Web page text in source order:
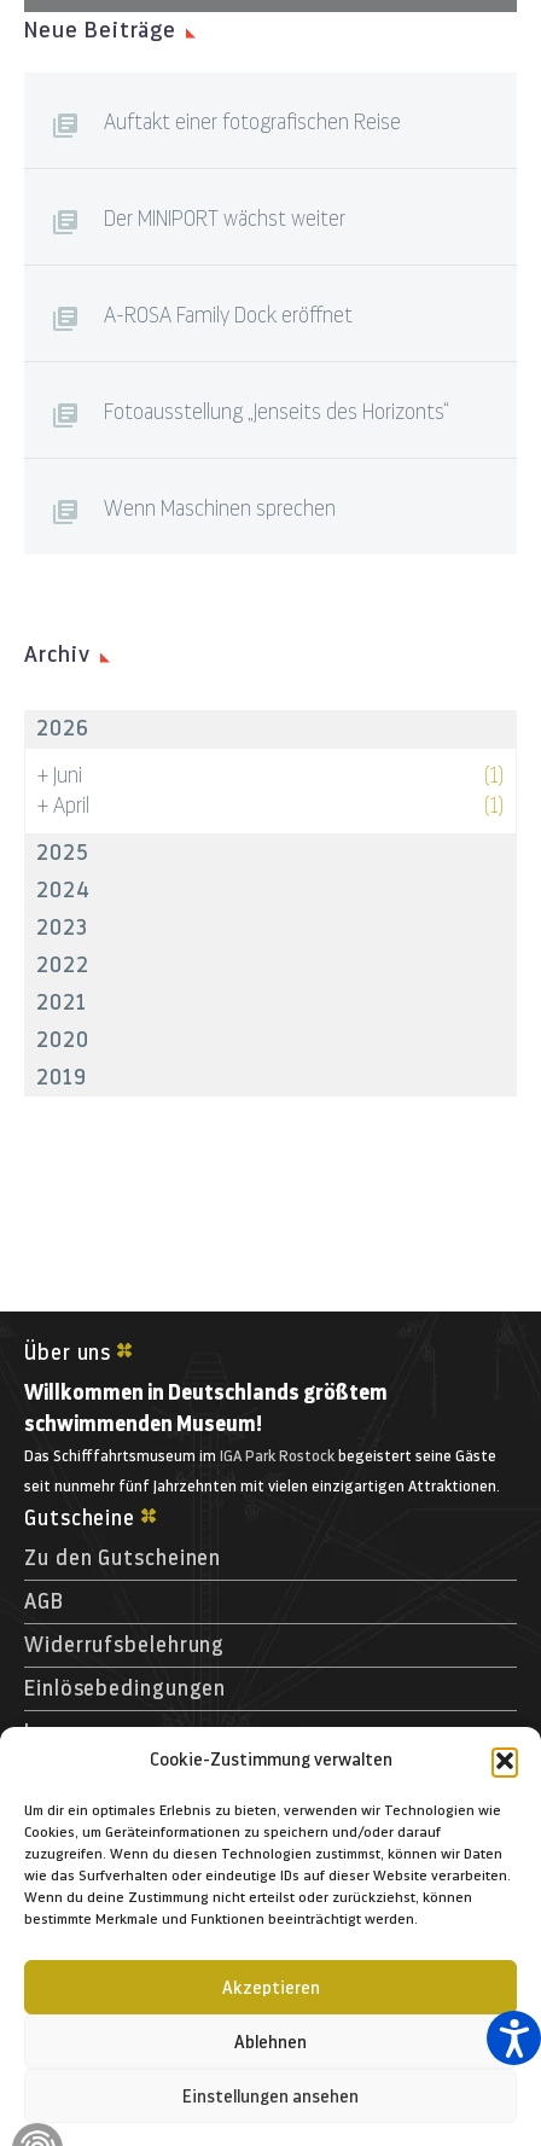
Cookie-Zustimmung verwalten
Um dir ein optimales Erlebnis zu bieten, verwenden wir Technologien wie
Cookies, um Geräteinformationen zu speichern und/oder darauf
zuzugreifen. Wenn du diesen Technologien zustimmst, können wir Daten
wie das Surfverhalten oder eindeutige IDs auf dieser Website verarbeiten.
Wenn du deine Zustimmung nicht erteilst oder zurückziehst, können
bestimmte Merkmale und Funktionen beeinträchtigt werden.
Akzeptieren
Ablehnen
Einstellungen ansehen
Neue Beiträge
Auftakt einer fotografischen Reise
Der MINIPORT wächst weiter
A-ROSA Family Dock eröffnet
Fotoausstellung „Jenseits des Horizonts“
Wenn Maschinen sprechen
Archiv
2026
+ Juni
(1)
+April
(1)
2025
2024
2023
2022
2021
2020
2019
Über uns
Willkommen in Deutschlands größtem
schwimmenden Museum!
Das Schifffahrtsmuseum im IGA Park Rostock begeistert seine Gäste
seit nunmehr fünf Jahrzehnten mit vielen einzigartigen Attraktionen.
Gutscheine
Zu den Gutscheinen
AGB
Widerrufsbelehrung
Einlösebedingungen
Impressum
Museumspark Rostock GmbH
Schifffahrtsmuseum Rostock
Schmarl-Dorf 40
D – 18106 Rostock
+49 (03 81) 12 83 1-366
info@schifffahrtsmuseum-rostock.de